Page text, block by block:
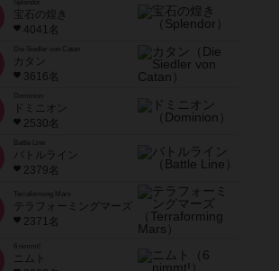
宝石の煌き
4041名
Die Siedler von Catan
カタン
3616名
ドミニオン
2530名
Battle Line
バトルライン
2379名
Terraforming Mars
テラフォーミングマーズ
2371名
ニムト